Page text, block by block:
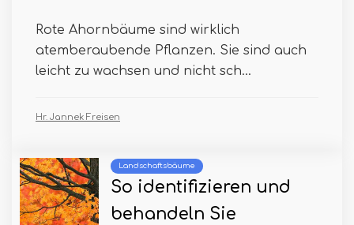
Rote Ahornbäume sind wirklich
atemberaubende Pflanzen. Sie sind auch
leicht zu wachsen und nicht sch...
Hr. Jannek Freisen
Landschaftsbäume
So identifizieren und
behandeln Sie